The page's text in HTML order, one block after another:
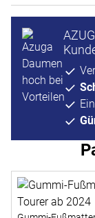
Zubehör